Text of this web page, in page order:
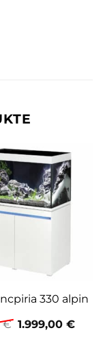
330 alpin
€ Ursprünglicher
1.999,00 €